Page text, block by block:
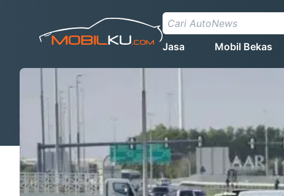
Jasa Mobil Bekas